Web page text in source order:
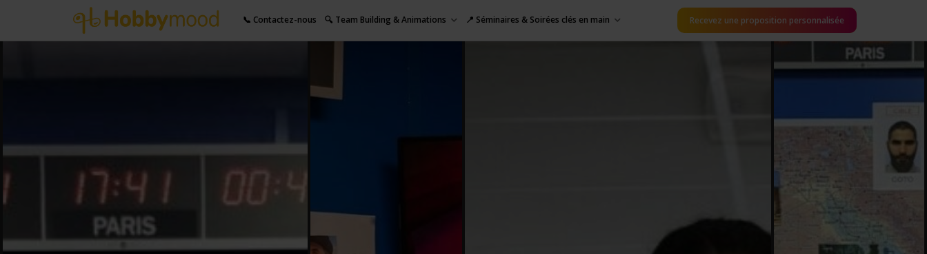
📞 Contactez-nous 🔍 Team Building & Animations 📍 Séminaires & Soirées clés en main Recevez une proposition personnalisée